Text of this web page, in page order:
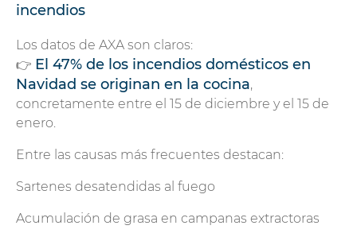
incendios
Los datos de AXA son claros:
👉 El 47% de los incendios domésticos en
Navidad se originan en la cocina,
concretamente entre el 15 de diciembre y el 15 de
enero.
Entre las causas más frecuentes destacan:
Sartenes desatendidas al fuego
Acumulación de grasa en campanas extractoras